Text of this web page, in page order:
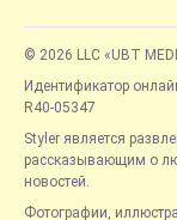
© 2026 LLC «UBT
Идентификатор
R40-05347
Styler является
рассказывающим о
новостей.
Фотографии,